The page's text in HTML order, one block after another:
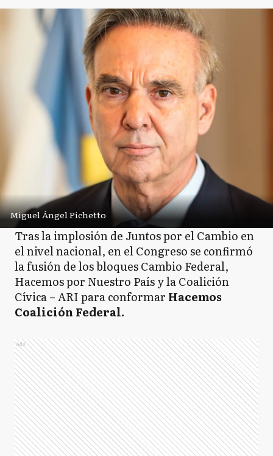
Miguel Ángel Pichetto
Tras la implosión de Juntos por el Cambio en
el nivel nacional, en el Congreso se confirmó
la fusión de los bloques Cambio Federal,
Hacemos por Nuestro País y la Coalición
Cívica – ARI para conformar Hacemos
Coalición Federal.
Ads